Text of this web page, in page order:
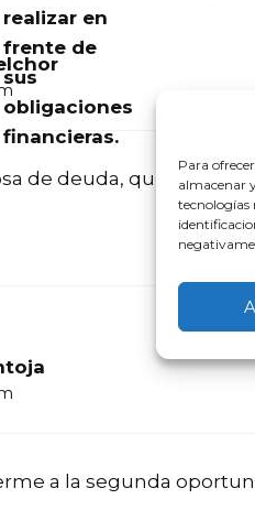
Para
almacenar
tecnologías
realizar en
frente de
sus
obligaciones
financieras.
de deuda, quiero
a la segunda